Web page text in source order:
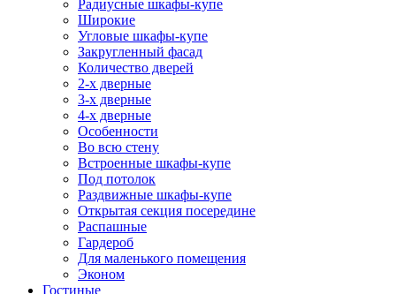
Радиусные шкафы-купе
Широкие
Угловые шкафы-купе
Закругленный фасад
Количество дверей
2-х дверные
3-х дверные
4-х дверные
Особенности
Во всю стену
Встроенные шкафы-купе
Под потолок
Раздвижные шкафы-купе
Открытая секция посередине
Распашные
Гардероб
Для маленького помещения
Эконом
Гостиные